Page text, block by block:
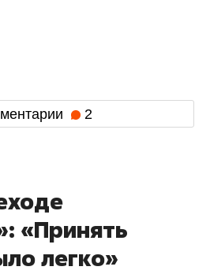
2
«Принять
легко»